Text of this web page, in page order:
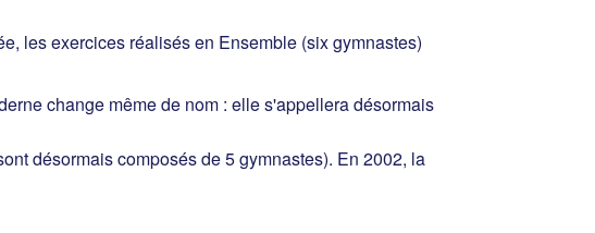
les exercices réalisés en Ensemble (six gymnastes)
change même de nom : elle s'appellera désormais
désormais composés de 5 gymnastes). En 2002, la